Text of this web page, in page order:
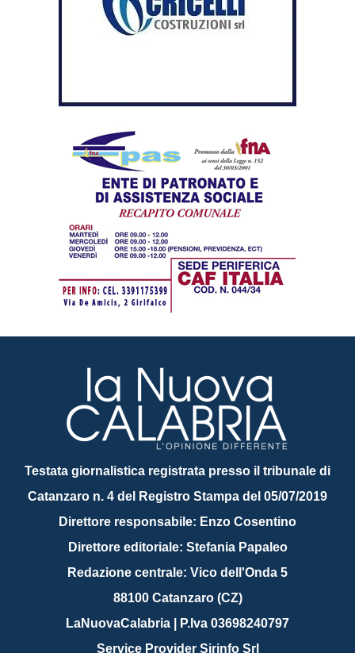
Testata giornalistica registrata presso il tribunale di
Catanzaro n. 4 del Registro Stampa del 05/07/2019
Direttore responsabile: Enzo Cosentino
Direttore editoriale: Stefania Papaleo
Redazione centrale: Vico dell'Onda 5
88100 Catanzaro (CZ)
LaNuovaCalabria | P.Iva 03698240797
Service Provider Sirinfo Srl